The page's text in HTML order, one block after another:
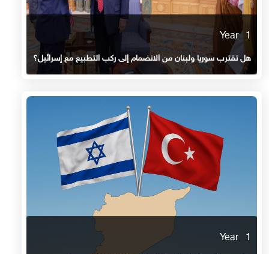
1 Year
هل تقترب سوريا ولبنان من الانضمام إلى ركب التطبيع مع إسرائيل؟
1 Year